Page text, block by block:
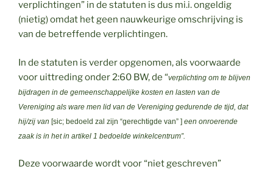
verplichtingen” in de statuten is dus mi.i. ongeldig
(nietig) omdat het geen nauwkeurige omschrijving is
van de betreffende verplichtingen.
In de statuten is verder opgenomen, als voorwaarde
voor uittreding onder 2:60 BW, de “verplichting om te blijven
bijdragen in de gemeenschappelijke kosten en lasten van de
Vereniging als ware men lid van de Vereniging gedurende de tijd, dat
hij/zij van [sic; bedoeld zal zijn “gerechtigde van” ] een onroerende
zaak is in het in artikel 1 bedoelde winkelcentrum”.
Deze voorwaarde wordt voor “niet geschreven”